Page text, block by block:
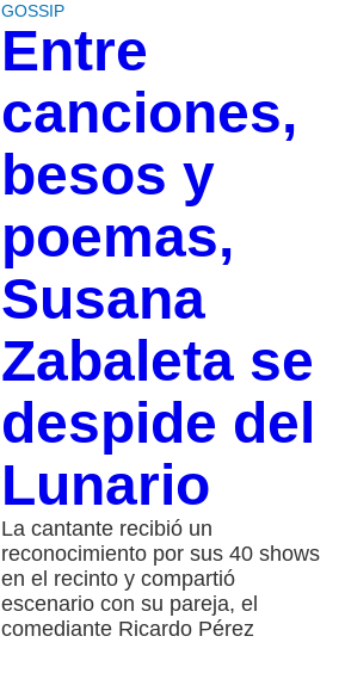
GOSSIP
Entre
canciones,
besos y
poemas,
Susana
Zabaleta se
despide del
Lunario
La cantante recibió un
reconocimiento por sus 40 shows
en el recinto y compartió
escenario con su pareja, el
comediante Ricardo Pérez